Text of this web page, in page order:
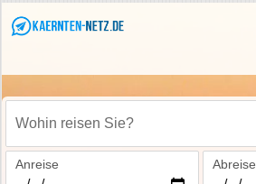
Wohin reisen Sie?
Anreise Abreise